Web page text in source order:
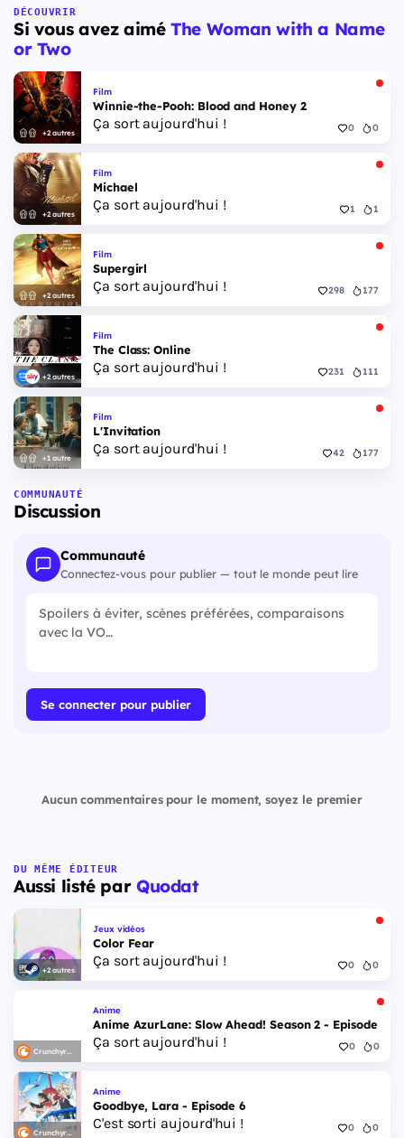
DÉCOUVRIR
Si vous avez aiméThe Woman with a Name
or Two
+2 autres
Film
Winnie-the-Pooh: Blood and Honey 2
Ça sort aujourd'hui ! 0 0
+2 autres
Film
Michael
Ça sort aujourd'hui ! 1 1
+2 autres
Film
Supergirl
Ça sort aujourd'hui ! 298 177
+2 autres
Film
The Class: Online
Ça sort aujourd'hui ! 231 111
+1 autre
Film
L'Invitation
Ça sort aujourd'hui ! 42 177
COMMUNAUTÉ
Discussion
Communauté
Connectez-vous pour publier — tout le monde peut lire
Se connecter pour publier
Aucun commentaires pour le moment, soyez le premier
DU MÊME ÉDITEUR
Aussi listé par Quodat
+2 autres
Jeux vidéos
Color Fear
Ça sort aujourd'hui ! 0 0
Crunchyroll
Anime
Anime AzurLane: Slow Ahead! Season 2 - Episode 6
Ça sort aujourd'hui ! 0 0
Crunchyroll
Anime
Goodbye, Lara - Episode 6
C'est sorti aujourd'hui ! 0 0